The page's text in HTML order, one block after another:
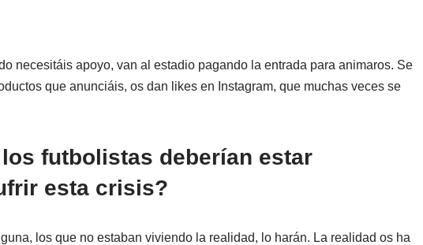
necesitáis apoyo, van al estadio pagando la entrada para animaros. Se
que anunciáis, os dan likes en Instagram, que muchas veces se
futbolistas deberían estar
esta crisis?
los que no estaban viviendo la realidad, lo harán. La realidad os ha